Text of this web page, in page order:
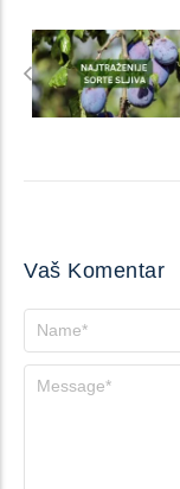
Vaš Komentar